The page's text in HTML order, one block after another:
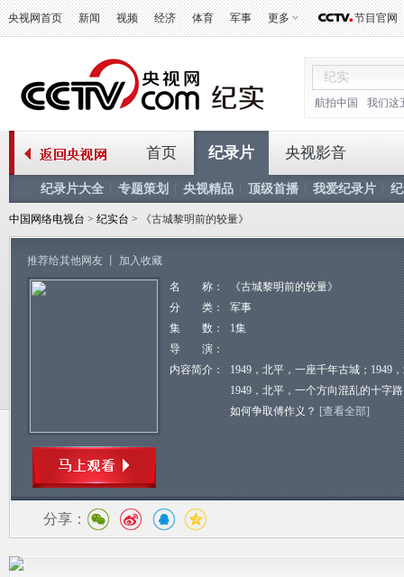
央视网首页 新闻 视频 经济 体育 军事 更多 节目官网
航拍中国 我们这
首页 纪录片
纪录片大全 专题策划 央视精品 顶级首播 我爱纪录片
央视影音
中国网络电视台 > 纪实台 > 《古城黎明前的较量》
推荐给其他网友 加入收藏
名 称：
《古城黎明前的较量》
分 类：
军事
集 数：
1集
导 演：
内容简介：
1949，北平，一座千年古城；1949
1949，北平，一个方向混乱的十字
如何争取傅作义？ [查看全部]
分享：